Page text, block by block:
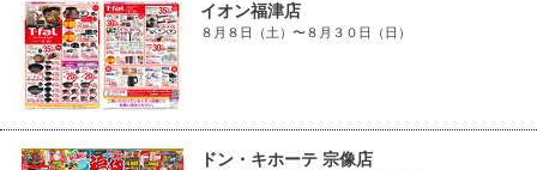
イオン福津店
８月８日（土）〜８月３０日（日）
ドン・キホーテ 宗像店